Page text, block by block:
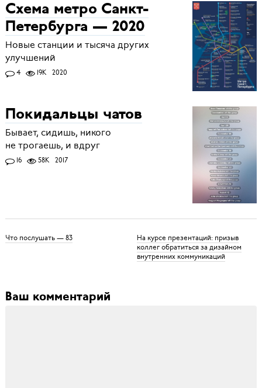
Схема метро Санкт-
Петербурга — 2020
Новые станции и тысяча других
улучшений
4 19K 2020
Покидальцы чатов
Бывает, сидишь, никого
не трогаешь, и вдруг
16 58K 2017
Что послушать — 83
На курсе презентаций: призыв
коллег обратиться за дизайном
внутренних коммуникаций
Ваш комментарий